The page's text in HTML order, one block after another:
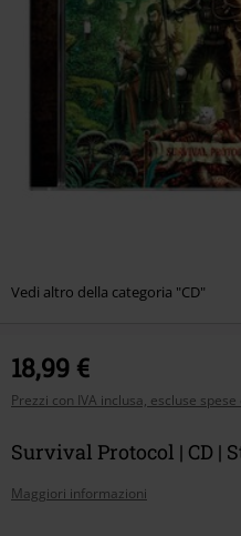
Vedi altro della categoria "CD"
18,99 €
Prezzi con IVA inclusa, escluse
Survival Protocol | CD |
Maggiori informazioni